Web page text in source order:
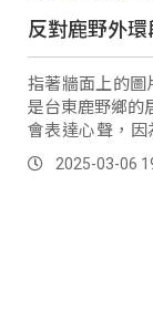
反對鹿野外
指著牆面上的圖
是台東鹿野鄉的
會表達心聲，因
高架橋，以便用
民眾擔憂橋梁開
2025-03-06